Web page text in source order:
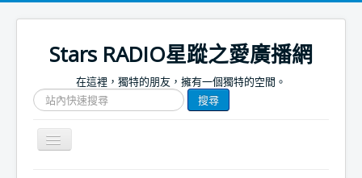
Stars RADIO星蹤之愛廣播網
在這裡，獨特的朋友，擁有一個獨特的空間。
搜
尋
網
文
搜尋
Toggle
Navigation